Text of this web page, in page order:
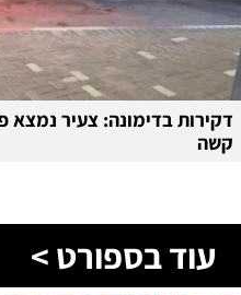
דקירות בדימונה: צעיר נמצא
קשה
עוד בספורט >